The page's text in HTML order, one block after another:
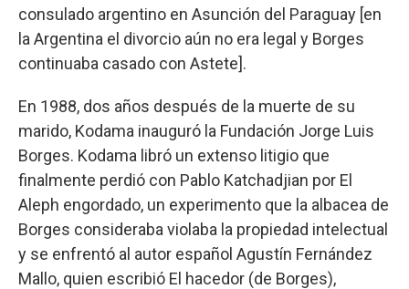
consulado argentino en Asunción del Paraguay [en
la Argentina el divorcio aún no era legal y Borges
continuaba casado con Astete].
En 1988, dos años después de la muerte de su
marido, Kodama inauguró la Fundación Jorge Luis
Borges. Kodama libró un extenso litigio que
finalmente perdió con Pablo Katchadjian por El
Aleph engordado, un experimento que la albacea de
Borges consideraba violaba la propiedad intelectual
y se enfrentó al autor español Agustín Fernández
Mallo, quien escribió El hacedor (de Borges),